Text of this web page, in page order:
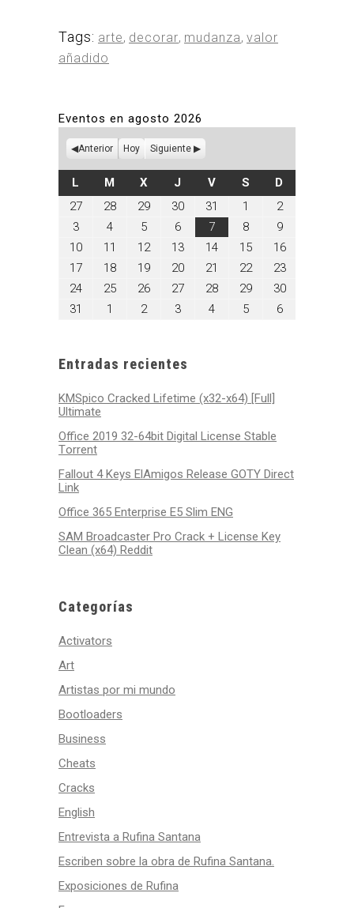
Tags: arte, decorar, mudanza, valor
añadido
Eventos en agosto 2026
Anterior Hoy Siguiente
L LUNES
M MARTES
XMIÉRCOLES
J JUEVES
VVIERNES
SSÁBADO
D
27julio
28julio
29julio
30julio
30,
31
31,
1
agosto
2026
2agosto
2,
2026
3agosto
3,
2026
4agosto
4,
2026
5agosto
5,
2026
6agosto
6,
2026
7agosto
7,
2026
8agosto
8,
2026
9agosto
9,
2026
10agosto
10,
11
agosto
2026
12agosto
2026
13agosto
2026
14agosto
2026
15agosto
2026
16agosto
2026
17agosto
2026
18agosto
18,
2026
19agosto
2026
20agosto
20,
2026
21
agosto
2026
22agosto
2026
23agosto
23,
2026
24agosto
25agosto
26agosto
27agosto
28agosto
29agosto
30agosto
31
agosto
1
septiembre
2septiembre
3septiembre
4septiembre
5septiembre
6septiembre
Entradas recientes
KMSpico Cracked Lifetime (x32-x64) [Full]
Ultimate
Office 2019 32-64bit Digital License Stable
Tоrrеnt
Fallout 4 Keys ElAmigos Release GOTY Direct
Link
Office 365 Enterprise E5 Slim ENG
SAM Broadcaster Pro Crack + License Key
Clean (x64) Reddit
Categorías
Activators
Art
Artistas por mi mundo
Bootloaders
Business
Cheats
Cracks
English
Entrevista a Rufina Santana
Escriben sobre la obra de Rufina Santana.
Exposiciones de Rufina